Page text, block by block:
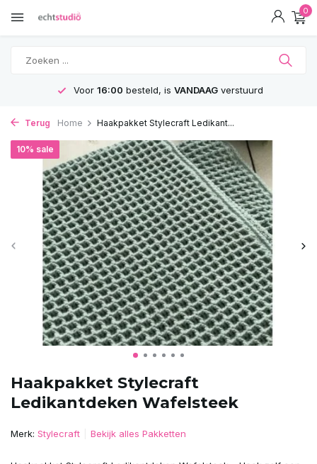
0
verstuurd GRATIS
Terug Home Haakpakket Stylecraft Ledikant...
Haakpakket Stylecraft
Ledikantdeken Wafelsteek
10% sale
Merk: Stylecraft Bekijk alles Pakketten